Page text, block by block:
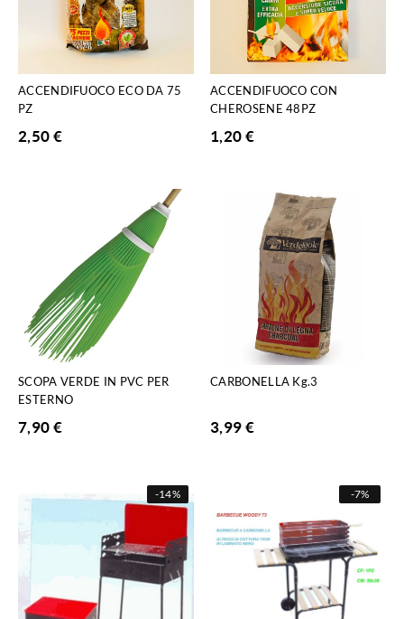
ACCENDIFUOCO ECO DA 75
PZ
2,50€
ACCENDIFUOCO CON
CHEROSENE 48PZ
1,20€
SCOPA VERDE IN PVC PER
ESTERNO
7,90€
CARBONELLA Kg.3
3,99€
-14% -7%